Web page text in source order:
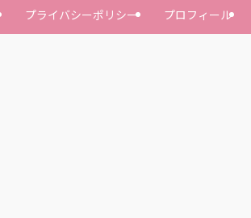
プライバシーポリシー プロフィール